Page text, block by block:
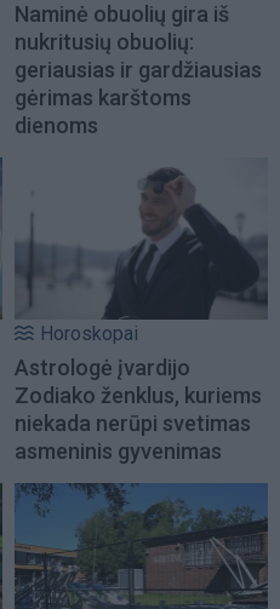
Naminė obuolių gira iš
nukritusių obuolių:
geriausias ir gardžiausias
gėrimas karštoms
dienoms
Horoskopai
Astrologė įvardijo
Zodiako ženklus, kuriems
niekada nerūpi svetimas
asmeninis gyvenimas